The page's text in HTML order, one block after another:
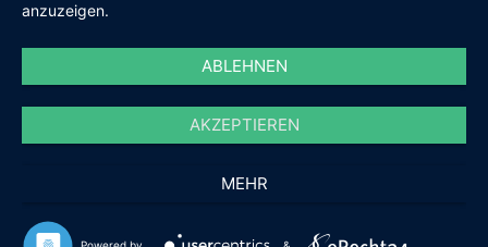
anzuzeigen.
ABLEHNEN
AKZEPTIEREN
MEHR